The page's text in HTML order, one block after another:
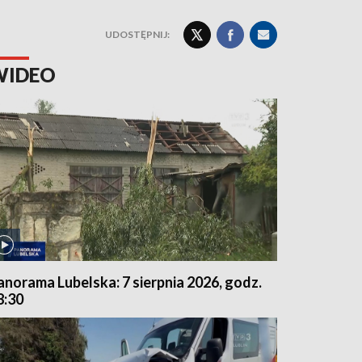
UDOSTĘPNIJ:
Lubelska: 7 sierpnia 2026, godz.